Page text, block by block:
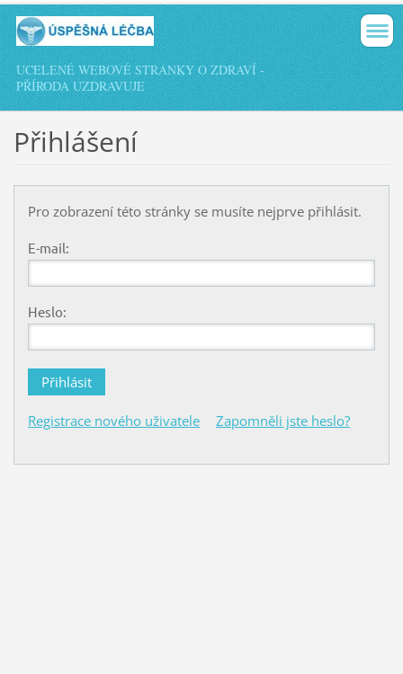
UCELENÉ WEBOVÉ STRÁNKY O ZDRAVÍ -
PŘÍRODA UZDRAVUJE
Přihlášení
Pro zobrazení této stránky se musíte nejprve přihlásit.
E-mail:
Heslo:
Registrace nového uživatele Zapomněli jste heslo?